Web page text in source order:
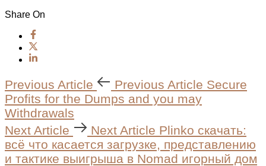
Share On
Previous Article Previous Article Secure
Profits for the Dumps and you may
Withdrawals
Next Article
Next Article Plinko скачать:
всё что касается загрузке, представлению
и тактике выигрыша в Nomad игорный дом